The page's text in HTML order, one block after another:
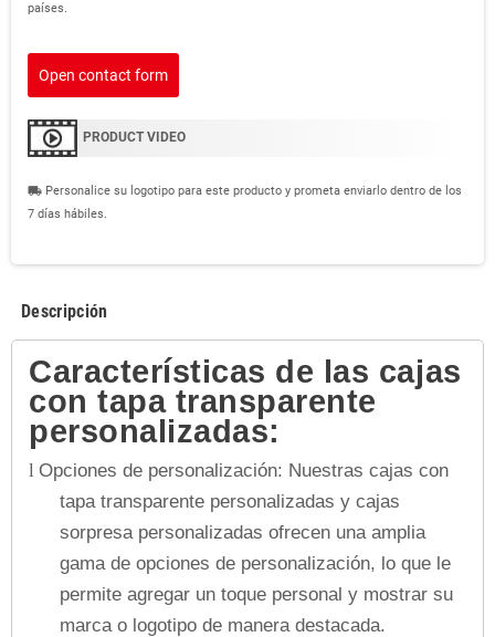
países.
Open contact form
PRODUCT VIDEO
local_shipping Personalice su logotipo para este producto y prometa enviarlo dentro de los
7 días hábiles.
Descripción
Características de las cajas
con tapa transparente
personalizadas:
l Opciones de personalización: Nuestras cajas con
tapa transparente personalizadas y cajas
sorpresa personalizadas ofrecen una amplia
gama de opciones de personalización, lo que le
permite agregar un toque personal y mostrar su
marca o logotipo de manera destacada.